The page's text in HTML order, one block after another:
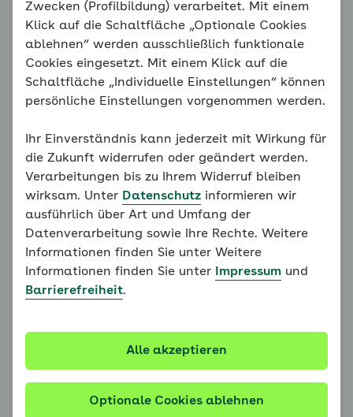
empfohlenen Reihenfolge. Unser
Konzept erfordert, dass alle
vorangegangenen Grundlagen
bearbeitet werden. Bitte bearbeiten
Sie daher alle Seiten des
Familiencoaches der Reihe nach.
Weiter mit:Wann hilft mir der Coach?
Dr. Hildegard Goletz
Zwecken (Profilbildung) verarbeitet. Mit einem
Klick auf die Schaltfläche „Optionale Cookies
ablehnen“ werden ausschließlich funktionale
Cookies eingesetzt. Mit einem Klick auf die
Schaltfläche „Individuelle Einstellungen“ können
persönliche Einstellungen vorgenommen werden.
Ihr Einverständnis kann jederzeit mit Wirkung für
die Zukunft widerrufen oder geändert werden.
Verarbeitungen bis zu Ihrem Widerruf bleiben
wirksam. Unter Datenschutz informieren wir
ausführlich über Art und Umfang der
Datenverarbeitung sowie Ihre Rechte. Weitere
Informationen finden Sie unter Weitere
Informationen finden Sie unter
Impressum und
Barrierefreiheit.
Optionale Cookies ablehnen
Alle akzeptieren